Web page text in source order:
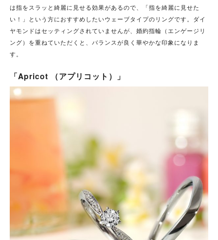
は指をスラッと綺麗に見せる効果があるので、「指を綺麗に見せた
い！」という方におすすめしたいウェーブタイプのリングです。ダイ
ヤモンドはセッティングされていませんが、婚約指輪（エンゲージリ
ング）を重ねていただくと、バランスが良く華やかな印象になりま
す。
「Apricot （アプリコット）」